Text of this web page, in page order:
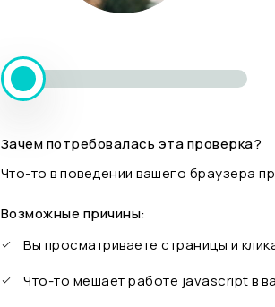
Зачем потребовалась эта проверка?
Что-то в поведении вашего браузера
Возможные причины:
Вы просматриваете страницы и
Что-то мешает работе javascript в